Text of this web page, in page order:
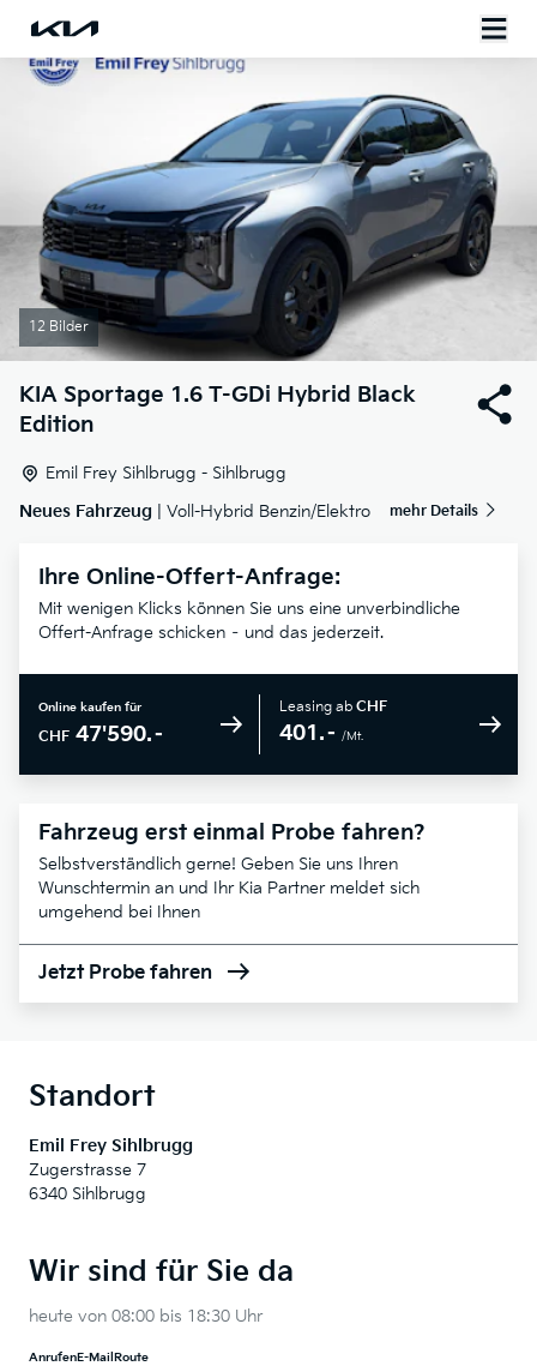
12 Bilder
KIA Sportage 1.6 T-GDi Hybrid Black
Edition
Emil Frey Sihlbrugg - Sihlbrugg
Neues Fahrzeug | Voll-Hybrid Benzin/Elektro mehr Details
Ihre Online-Offert-Anfrage:
Mit wenigen Klicks können Sie uns eine unverbindliche
Offert-Anfrage schicken – und das jederzeit.
Online kaufen für
CHF 47'590.–
Leasing ab CHF
401.– /Mt.
Fahrzeug erst einmal Probe fahren?
Selbstverständlich gerne! Geben Sie uns Ihren
Wunschtermin an und Ihr Kia Partner meldet sich
umgehend bei Ihnen
Jetzt Probe fahren
Standort
Emil Frey Sihlbrugg
Zugerstrasse 7
6340 Sihlbrugg
Wir sind für Sie da
heute von 08:00 bis 18:30 Uhr
AnrufenE-Mail Route